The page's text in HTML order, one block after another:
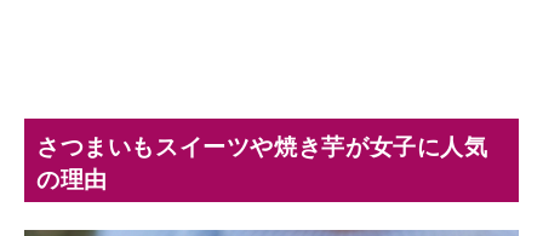
さつまいもスイーツや焼き芋が女子に人気
の理由